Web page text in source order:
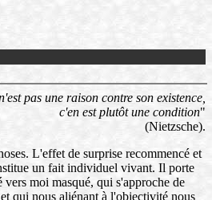
pas une raison contre son existence,
c'en est plutôt une condition"
(Nietzsche).
L'effet de surprise recommencé et
un fait individuel vivant. Il porte
moi masqué, qui s'approche de
qui nous aliénant à l'objectivité nous